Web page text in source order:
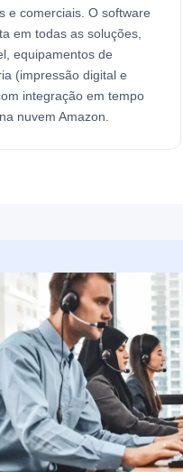
e comerciais. O software
em todas as soluções,
equipamentos de
(impressão digital e
integração em tempo
nuvem Amazon.